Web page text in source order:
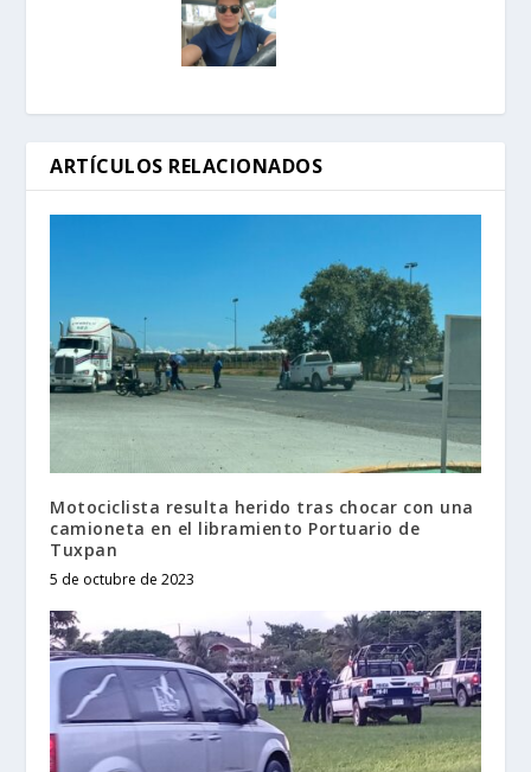
ARTÍCULOS RELACIONADOS
Motociclista resulta herido tras chocar con una
camioneta en el libramiento Portuario de
Tuxpan
5 de octubre de 2023